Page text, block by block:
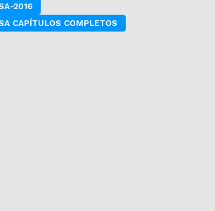
2016
CAPÍTULOS COMPLETOS